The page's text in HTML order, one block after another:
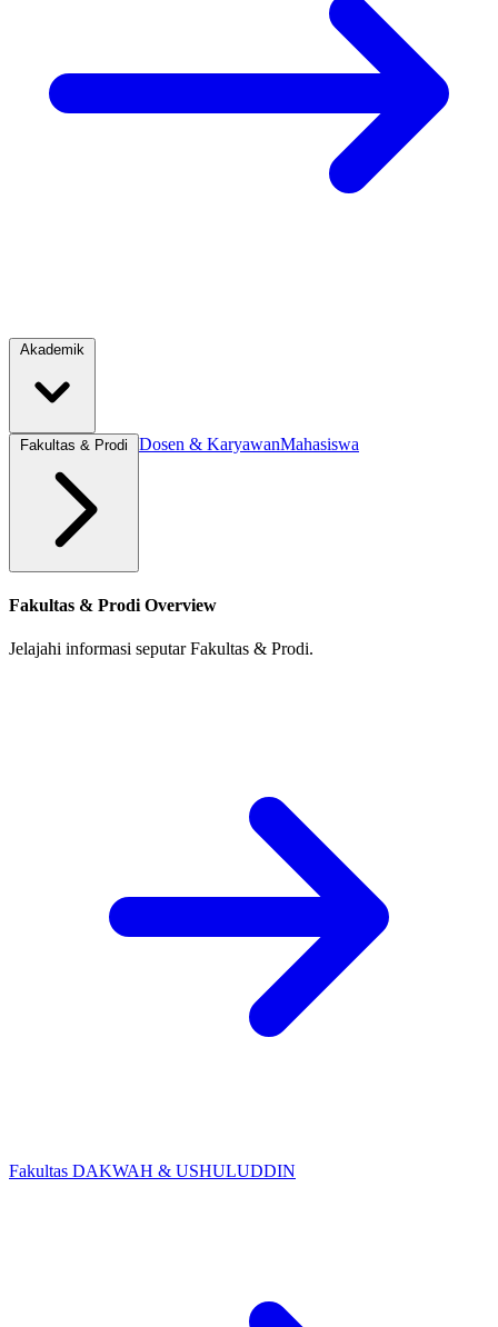
Dosen & KaryawanMahasiswa
Fakultas & Prodi Overview
Jelajahi informasi seputar Fakultas & Prodi.
Fakultas DAKWAH & USHULUDDIN